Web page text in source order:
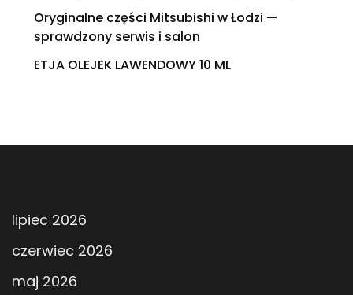
Oryginalne części Mitsubishi w Łodzi —
sprawdzony serwis i salon
ETJA OLEJEK LAWENDOWY 10 ML
lipiec 2026
czerwiec 2026
maj 2026